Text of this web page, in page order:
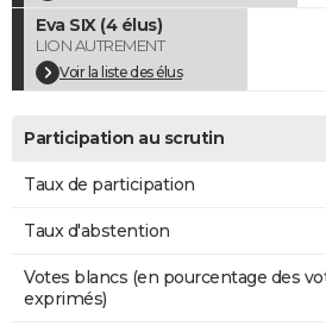
FORUM
Bricolage
Lifestyle
Culture
Sport
Auto
Television
Voyage
Cinema
Eva SIX (4 élus)
LION AUTREMENT
Voir la liste des élus
Participation au scrutin
Taux de participation
Taux d'abstention
Votes blancs (en pourcentage des
exprimés)